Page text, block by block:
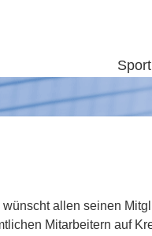
Sport
allen seinen
Mitarbeitern auf